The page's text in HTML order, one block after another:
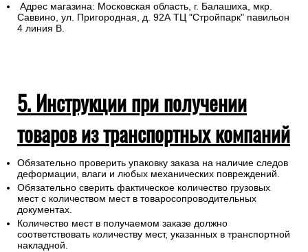
Адрес магазина: Московская область, г. Балашиха, мкр.
Саввино, ул. Пригородная, д. 92А ТЦ "Стройпарк" павильон
4 линия В.
5. Инструкции при получении
товаров из транспортных компаний
Обязательно проверить упаковку заказа на наличие следов
деформации, влаги и любых механических повреждений.
Обязательно сверить фактическое количество грузовых
мест с количеством мест в товаросопроводительных
документах.
Количество мест в получаемом заказе должно
соответствовать количеству мест, указанных в транспортной
накладной.